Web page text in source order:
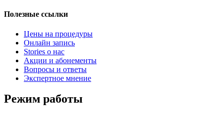
Полезные ссылки
Цены на процедуры
Онлайн запись
Stories о нас
Акции и абонементы
Вопросы и ответы
Экспертное мнение
Режим работы